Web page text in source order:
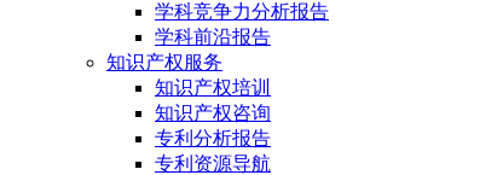
学科竞争力分析报告
学科前沿报告
知识产权服务
知识产权培训
知识产权咨询
专利分析报告
专利资源导航